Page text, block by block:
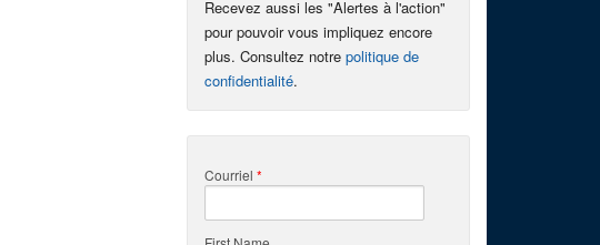
Recevez aussi les "Alertes à l'action"
pour pouvoir vous impliquez encore
plus. Consultez notre politique de
confidentialité.
Courriel *